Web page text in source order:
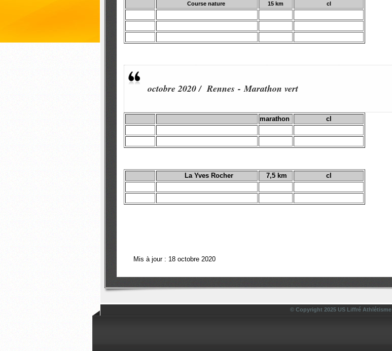
Course nature 15 km cl
octobre 2020 / Rennes - Marathon vert
marathon cl
La Yves Rocher 7,5 km cl
Mis à jour : 18 octobre 2020
© Copyright 2025 US Liffré Athlétisme